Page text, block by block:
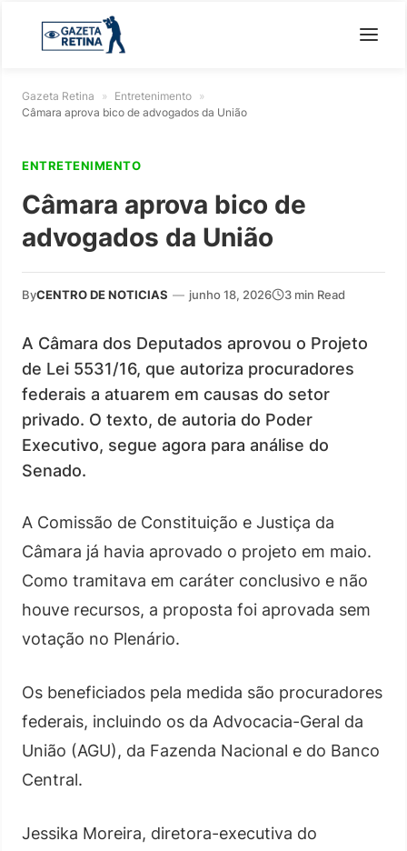
Gazeta Retina » Entretenimento »
Câmara aprova bico de advogados da União
ENTRETENIMENTO
Câmara aprova bico de
advogados da União
ByCENTRO DE NOTICIAS — junho 18, 2026 3 min Read
A Câmara dos Deputados aprovou o Projeto
de Lei 5531/16, que autoriza procuradores
federais a atuarem em causas do setor
privado. O texto, de autoria do Poder
Executivo, segue agora para análise do
Senado.
A Comissão de Constituição e Justiça da
Câmara já havia aprovado o projeto em maio.
Como tramitava em caráter conclusivo e não
houve recursos, a proposta foi aprovada sem
votação no Plenário.
Os beneficiados pela medida são procuradores
federais, incluindo os da Advocacia-Geral da
União (AGU), da Fazenda Nacional e do Banco
Central.
Jessika Moreira, diretora-executiva do